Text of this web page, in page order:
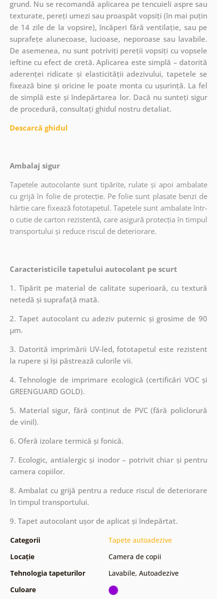
grund. Nu se recomandă aplicarea pe tencuieli aspre sau
texturate, pereți umezi sau proaspăt vopsiți (în mai puțin
de 14 zile de la vopsire), încăperi fără ventilație, sau pe
suprafețe alunecoase, lucioase, neporoase sau lavabile.
De asemenea, nu sunt potriviți pereții vopsiți cu vopsele
ieftine cu efect de cretă. Aplicarea este simplă – datorită
aderenței ridicate și elasticității adezivului, tapetele se
fixează bine și oricine le poate monta cu ușurință. La fel
de simplă este și îndepărtarea lor. Dacă nu sunteți sigur
de procedură, consultați ghidul nostru detaliat.
Descarcă ghidul
Ambalaj sigur
Tapetele autocolante sunt tipărite, rulate și apoi ambalate
cu grijă în folie de protecție. Pe folie sunt plasate benzi de
hârtie care fixează fototapetul. Tapetele sunt ambalate într-
o cutie de carton rezistentă, care asigură protecția în timpul
transportului și reduce riscul de deteriorare.
Caracteristicile tapetului autocolant pe scurt
1. Tipărit pe material de calitate superioară, cu textură
netedă și suprafață mată.
2. Tapet autocolant cu adeziv puternic și grosime de 90
µm.
3. Datorită imprimării UV-led, fototapetul este rezistent
la rupere și își păstrează culorile vii.
4. Tehnologie de imprimare ecologică (certificări VOC și
GREENGUARD GOLD).
5. Material sigur, fără conținut de PVC (fără policlorură
de vinil).
6. Oferă izolare termică și fonică.
7. Ecologic, antialergic și inodor – potrivit chiar și pentru
camera copiilor.
8. Ambalat cu grijă pentru a reduce riscul de deteriorare
în timpul transportului.
9. Tapet autocolant ușor de aplicat și îndepărtat.
Categorii
Tapete autoadezive
Locație
Camera de copii
Tehnologia tapeturilor
Lavabile, Autoadezive
Culoare